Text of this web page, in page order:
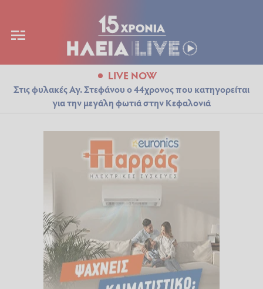
LIVE NOW
Στις φυλακές Αγ. Στεφάνου ο 44χρονος που κατηγορείται
για την μεγάλη φωτιά στην Κεφαλονιά